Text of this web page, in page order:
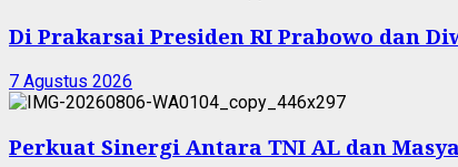
Di Prakarsai Presiden RI Prabowo dan
7 Agustus 2026
Perkuat Sinergi Antara TNI AL dan